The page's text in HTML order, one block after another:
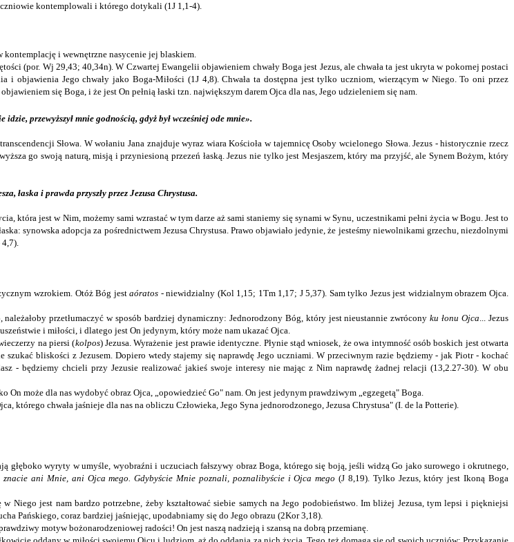
kontemplowali i którego dotykali (1J 1,1-4).
kontemplację i wewnętrzne nasycenie jej blaskiem.
(por. Wj 29,43; 40,34n). W Czwartej Ewangelii objawieniem chwały Boga jest Jezus, ale chwała ta jest ukryta w pokornej postaci
i objawienia Jego chwały jako Boga-Miłości (1J 4,8). Chwała ta dostępna jest tylko uczniom, wierzącym w Niego. To oni przez
się Boga, i że jest On pełnią łaski tzn. największym darem Ojca dla nas, Jego udzieleniem się nam.
przewyższył mnie godnością, gdyż był wcześniej ode mnie».
Słowa. W wołaniu Jana znajduje wyraz wiara Kościoła w tajemnicę Osoby wcielonego Słowa. Jezus ‑ historycznie rzecz
go swoją naturą, misją i przyniesioną przezeń łaską. Jezus nie tylko jest Mesjaszem, który ma przyjść, ale Synem Bożym, który
łaska i prawda przyszły przez Jezusa Chrystusa.
która jest w Nim, możemy sami wzrastać w tym darze aż sami staniemy się synami w Synu, uczestnikami pełni życia w Bogu. Jest to
synowska adopcja za pośrednictwem Jezusa Chrystusa. Prawo objawiało jedynie, że jesteśmy niewolnikami grzechu, niezdolnymi
wzrokiem. Otóż Bóg jestaóratos - niewidzialny (Kol 1,15; 1Tm 1,17; J 5,37). Sam tylko Jezus jest widzialnym obrazem Ojca.
przetłumaczyć w sposób bardziej dynamiczny: Jednorodzony Bóg, który jest nieustannie zwróconyku łonu Ojca ... Jezus
i miłości, i dlatego jest On jedynym, który może nam ukazać Ojca.
na piersi (kolpos) Jezusa. Wyrażenie jest prawie identyczne. Płynie stąd wniosek, że owa intymność osób boskich jest otwarta
bliskości z Jezusem. Dopiero wtedy stajemy się naprawdę Jego uczniami. W przeciwnym razie będziemy - jak Piotr - kochać
- będziemy chcieli przy Jezusie realizować jakieś swoje interesy nie mając z Nim naprawdę żadnej relacji (13,2.27-30). W obu
On może dla nas wydobyć obraz Ojca, „opowiedzieć Go" nam. On jest jedynym prawdziwym „egzegetą" Boga.
chwała jaśnieje dla nas na obliczu Człowieka, Jego Syna jednorodzonego, Jezusa Chrystusa" (I. de la Potterie).
wyryty w umyśle, wyobraźni i uczuciach fałszywy obraz Boga, którego się boją, jeśli widzą Go jako surowego i okrutnego,
znacie ani Mnie, ani Ojca mego. Gdybyście Mnie poznali, poznalibyście i Ojca mego (J 8,19). Tylko Jezus, który jest Ikoną Boga
Niego jest nam bardzo potrzebne, żeby kształtować siebie samych na Jego podobieństwo. Im bliżej Jezusa, tym lepsi i piękniejsi
Pańskiego, coraz bardziej jaśniejąc, upodabniamy się do Jego obrazu (2Kor 3,18).
motyw bożonarodzeniowej radości! On jest naszą nadzieją i szansą na dobrą przemianę.
oddany w miłości swojemu Ojcu i ludziom, aż do oddania za nich życia. Tego też domaga się od swoich uczniów: Przykazanie